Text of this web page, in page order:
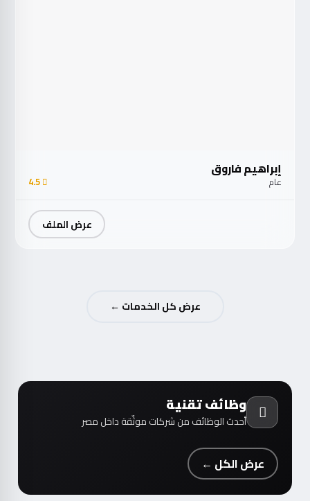
إبراهيم فاروق
عام 4.5
عرض الملف
عرض كل الخدمات ←
وظائف تقنية
أحدث الوظائف من شركات موثّقة داخل مصر
عرض الكل ←